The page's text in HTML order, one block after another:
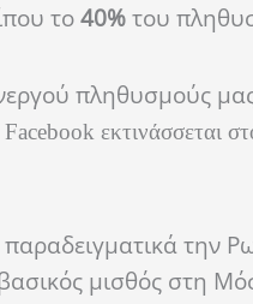
το40%του
πληθυσμούς
εκτινάσσεται
την
μισθός στη